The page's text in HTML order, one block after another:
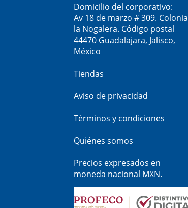
Domicilio del corporativo:
Av 18 de marzo # 309. Colonia
la Nogalera. Código postal
44470 Guadalajara, Jalisco,
México
Tiendas
Aviso de privacidad
Términos y condiciones
Quiénes somos
Precios expresados en
moneda nacional MXN.